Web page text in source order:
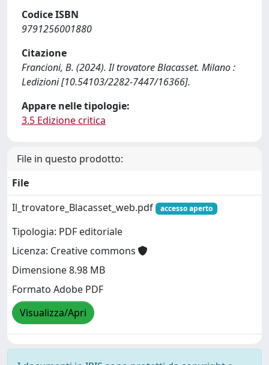
Codice ISBN
9791256001880
Citazione
Francioni, B. (2024). Il trovatore Blacasset. Milano :
Ledizioni [10.54103/2282-7447/16366].
Appare nelle tipologie:
3.5 Edizione critica
File in questo prodotto:
File
Il_trovatore_Blacasset_web.pdf
accesso aperto
Tipologia: PDF editoriale
Licenza: Creative commons
Dimensione 8.98 MB
Formato Adobe PDF
Visualizza/Apri